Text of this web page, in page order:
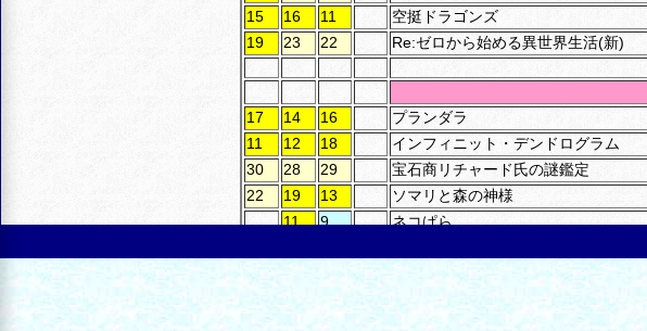
15
16 11 空挺ドラゴンズ
19
23 22 Re:ゼロから始める異世界生活(新)
17
14 16 プランダラ
11
12 18 インフィニット・デンドログラム
30
28 29 宝石商リチャード氏の謎鑑定
22
19 13 ソマリと森の神様
11
9 ネコぱら
25
地縛少年花子くん